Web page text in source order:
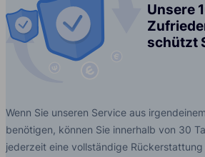
Unsere
schützt
Wenn Sie unseren Service aus
benötigen, können Sie innerhalb von 30
jederzeit eine vollständige Rückerstattung